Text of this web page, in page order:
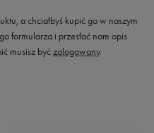
a chciałbyś kupić go w naszym
formularza i przesłać nam opis
musisz byćzalogowany.